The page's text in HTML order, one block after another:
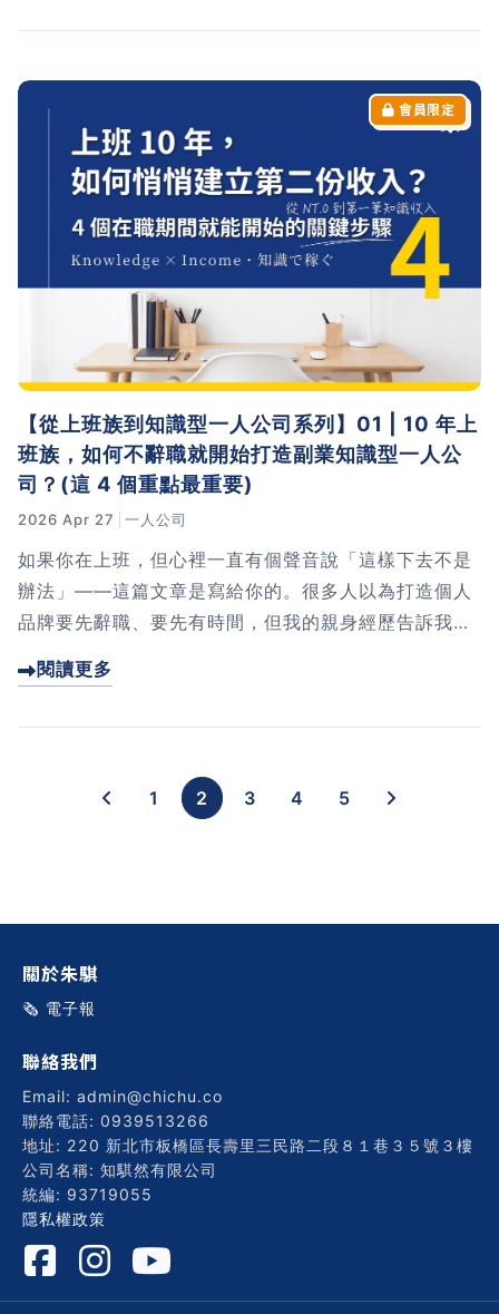
程，讓你從「想離職」真正走到「準備好離職」。
【從上班族到知識型一人公司系列】01 | 10 年上
班族，如何不辭職就開始打造副業知識型一人公
司？(這 4 個重點最重要)
2026 Apr 27 一人公司
如果你在上班，但心裡一直有個聲音說「這樣下去不是
辦法」——這篇文章是寫給你的。很多人以為打造個人
品牌要先辭職、要先有時間，但我的親身經歷告訴我：
試錯；每天遇到的鳥事，都是最真實的內容素材。點進
閱讀更多
1 2 3 4 5
關於朱騏
🗞️ 電子報
聯絡我們
Email: admin@chichu.co
聯絡電話: 0939513266
地址: 220 新北市板橋區長壽里三民路二段８１巷３５號３樓
公司名稱: 知騏然有限公司
統編: 93719055
隱私權政策